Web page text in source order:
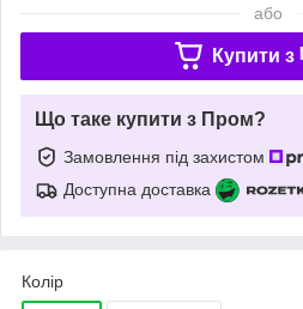
або
Купити з
Що таке купити з Пром?
Замовлення під захистом
Доступна доставка
Колір